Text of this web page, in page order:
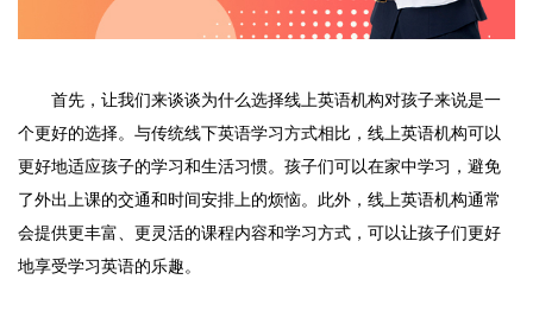
首先，让我们来谈谈为什么选择线上英语机构对孩子来说是一
个更好的选择。与传统线下英语学习方式相比，线上英语机构可以
更好地适应孩子的学习和生活习惯。孩子们可以在家中学习，避免
了外出上课的交通和时间安排上的烦恼。此外，线上英语机构通常
会提供更丰富、更灵活的课程内容和学习方式，可以让孩子们更好
地享受学习英语的乐趣。